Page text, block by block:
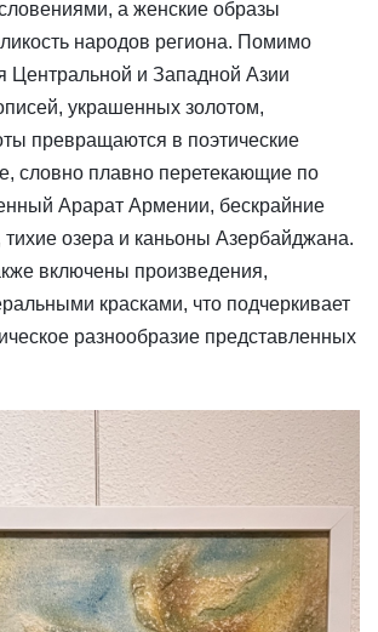
а женские образы
народов региона. Помимо
Центральной и Западной Азии
украшенных золотом,
превращаются в поэтические
словно плавно перетекающие по
Арарат Армении, бескрайние
тихие озера и каньоны Азербайджана.
включены произведения,
красками, что подчеркивает
разнообразие представленных